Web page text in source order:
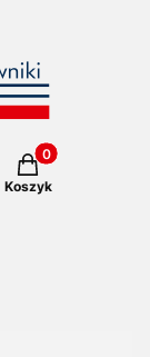
Produkty w
Koszyk